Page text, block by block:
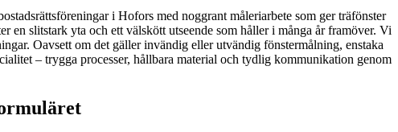
i Hofors med noggrant måleriarbete som ger träfönster
en slitstark yta och ett välskött utseende som håller i många år framöver. Vi
Oavsett om det gäller invändig eller utvändig fönstermålning, enstaka
– trygga processer, hållbara material och tydlig kommunikation genom